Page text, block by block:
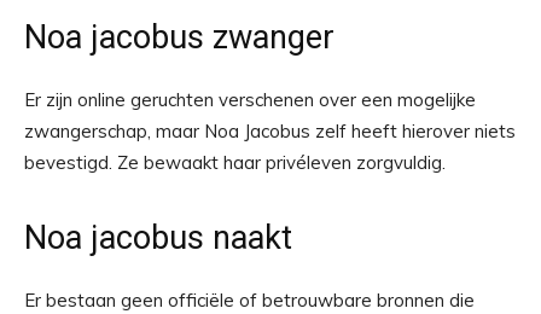
Noa jacobus zwanger
Er zijn online geruchten verschenen over een mogelijke
zwangerschap, maar Noa Jacobus zelf heeft hierover niets
bevestigd. Ze bewaakt haar privéleven zorgvuldig.
Noa jacobus naakt
Er bestaan geen officiële of betrouwbare bronnen die